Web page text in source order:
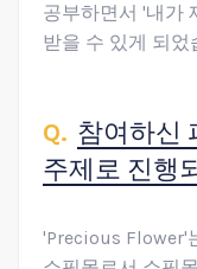
공부하면서 '내가
받을 수 있게 되었
참여하신
주제로 진행
'Precious Flower'